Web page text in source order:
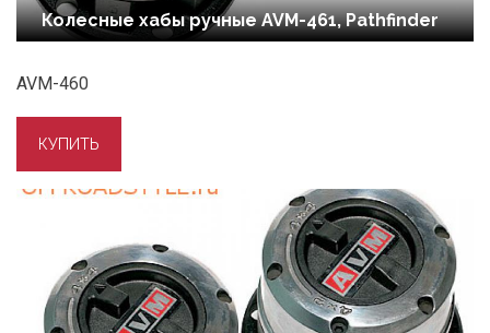
Колесные хабы ручные AVM-461, Pathfinder
AVM-460